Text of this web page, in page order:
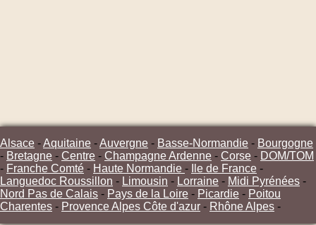
Alsace -Aquitaine -Auvergne - Basse-Normandie - Bourgogne
- Bretagne - Centre - Champagne Ardenne - Corse - DOM/TOM
- Franche Comté - Haute Normandie - Ile de France -
Languedoc Roussillon - Limousin - Lorraine - Midi Pyrénées -
Nord Pas de Calais - Pays de la Loire - Picardie - Poitou
Charentes - Provence Alpes Côte d'azur - Rhône Alpes -